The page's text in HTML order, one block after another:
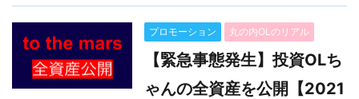
プロモーション 丸の内OLのリアル
【緊急事態発生】投資OLち
ゃんの全資産を公開【2021